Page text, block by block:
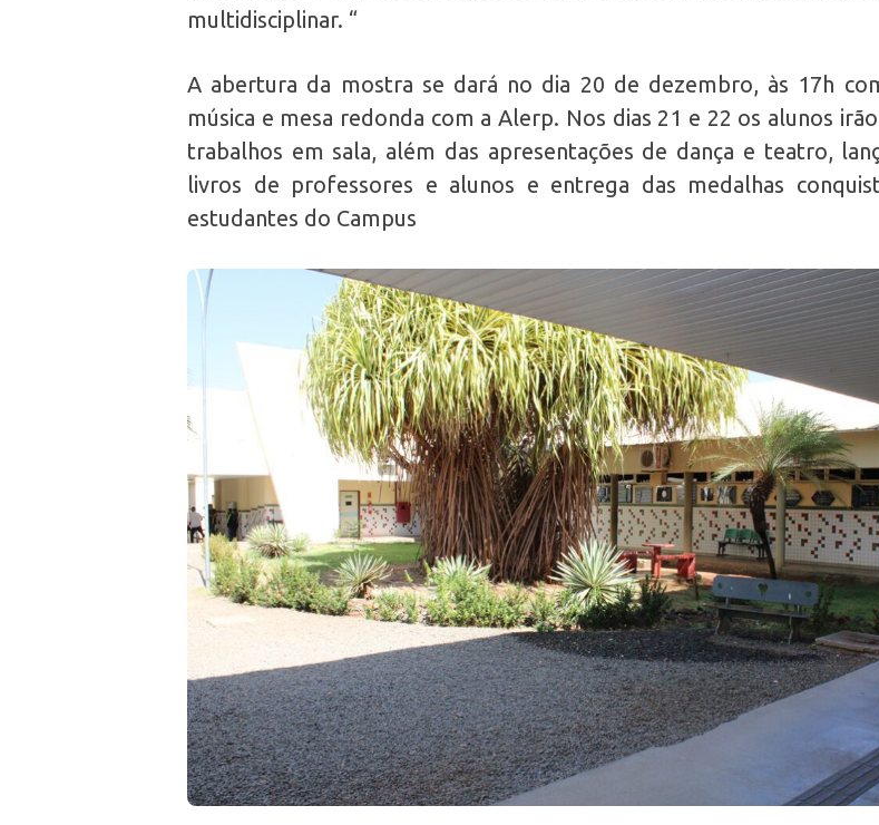
multidisciplinar. “
A abertura da mostra se dará no dia 20 de dezembro, às 17h
música e mesa redonda com a Alerp. Nos dias 21 e 22 os alunos
trabalhos em sala, além das apresentações de dança e teatro,
livros de professores e alunos e entrega das medalhas
estudantes do Campus